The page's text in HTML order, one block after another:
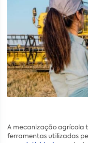
A mecanização agrícola
ferramentas utilizadas